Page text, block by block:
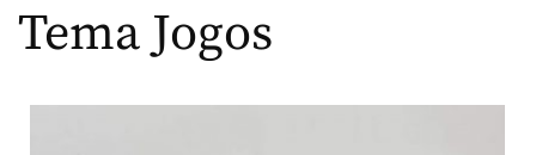
Tema Jogos